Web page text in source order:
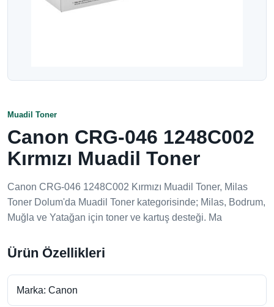
Muadil Toner
Canon CRG-046 1248C002
Kırmızı Muadil Toner
Canon CRG-046 1248C002 Kırmızı Muadil Toner, Milas
Toner Dolum'da Muadil Toner kategorisinde; Milas, Bodrum,
Muğla ve Yatağan için toner ve kartuş desteği. Ma
Ürün Özellikleri
Marka: Canon